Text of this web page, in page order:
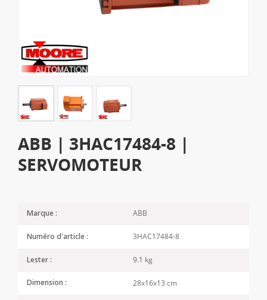
ABB | 3HAC17484-8 |
SERVOMOTEUR
Marque : ABB
Numéro d'article : 3HAC17484-8
Lester : 9.1 kg
Dimension : 28x16x13 cm